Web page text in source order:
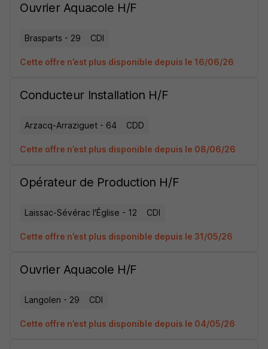
Ouvrier Aquacole H/F
Brasparts - 29 CDI
Cette offre n’est plus disponible depuis le 16/06/26
Conducteur Installation H/F
Arzacq-Arraziguet - 64 CDD
Cette offre n’est plus disponible depuis le 08/06/26
Opérateur de Production H/F
Laissac-Sévérac l'Église - 12 CDI
Cette offre n’est plus disponible depuis le 31/05/26
Ouvrier Aquacole H/F
Langolen - 29 CDI
Cette offre n’est plus disponible depuis le 04/05/26